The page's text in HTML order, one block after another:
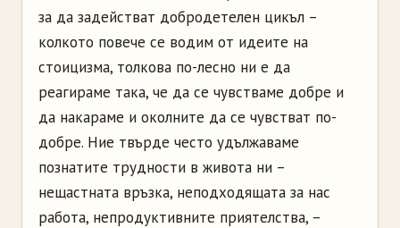
за да задействат добродетелен цикъл –
колкото повече се водим от идеите на
стоицизма, толкова по-лесно ни е да
реагираме така, че да се чувстваме добре и
да накараме и околните да се чувстват по-
добре. Ние твърде често удължаваме
познатите трудности в живота ни –
нещастната връзка, неподходящата за нас
работа, непродуктивните приятелства, –